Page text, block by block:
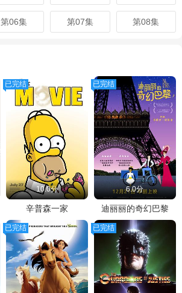
第06集 第07集 第08集
已完结
10.0分
辛普森一家
已完结
6.0分
迪丽丽的奇幻巴黎
已完结 已完结